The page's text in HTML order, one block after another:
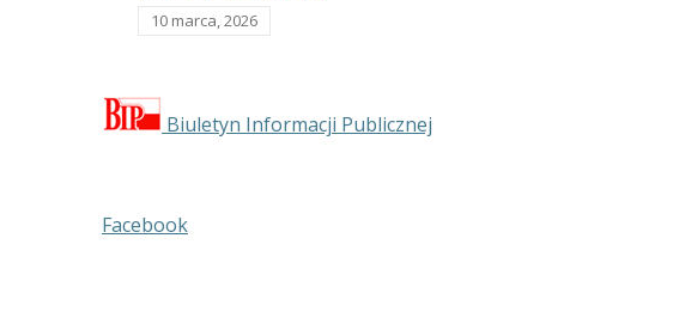
10 marca, 2026
Biuletyn Informacji Publicznej
Facebook